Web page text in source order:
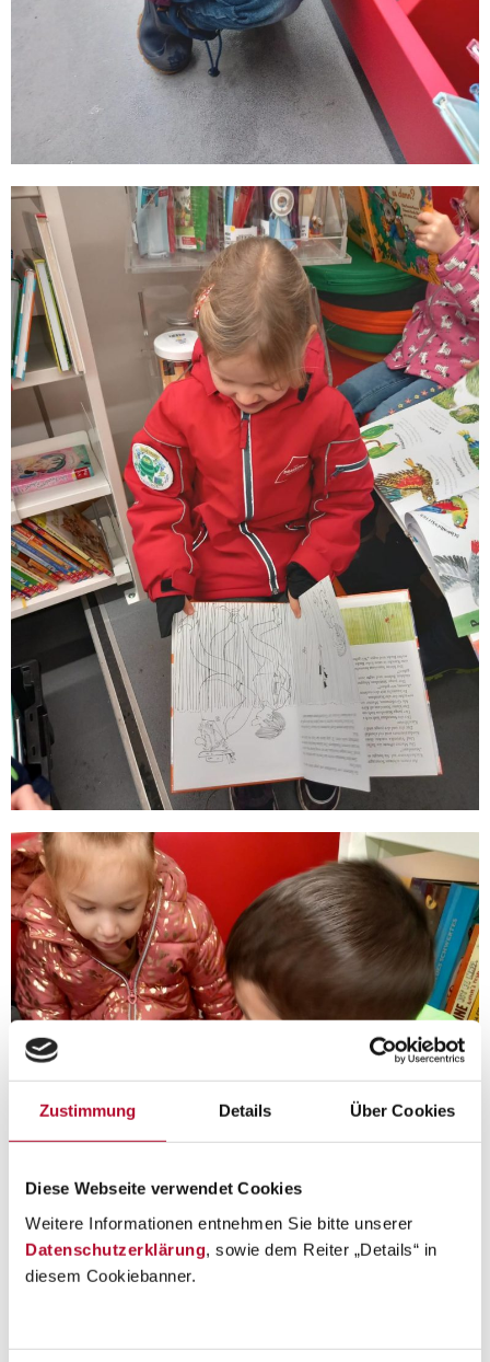
Zustimmung Details Über Cookies
Diese Webseite verwendet Cookies
Weitere Informationen entnehmen Sie bitte unserer
Datenschutzerklärung, sowie dem Reiter „Details“ in
diesem Cookiebanner.